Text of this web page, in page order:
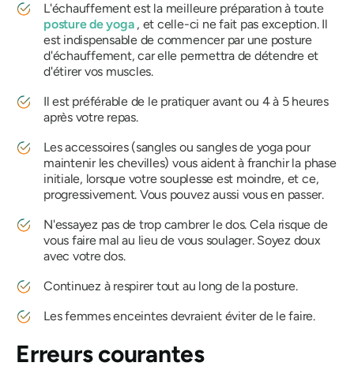
L'échauffement est la meilleure préparation à toute
posture de yoga, et celle-ci ne fait pas exception. Il
est indispensable de commencer par une posture
d'échauffement, car elle permettra de détendre et
d'étirer vos muscles.
Il est préférable de le pratiquer avant ou 4 à 5 heures
après votre repas.
Les accessoires (sangles ou sangles de yoga pour
maintenir les chevilles) vous aident à franchir la phase
initiale, lorsque votre souplesse est moindre, et ce,
progressivement. Vous pouvez aussi vous en passer.
N'essayez pas de trop cambrer le dos. Cela risque de
vous faire mal au lieu de vous soulager. Soyez doux
avec votre dos.
Continuez à respirer tout au long de la posture.
Les femmes enceintes devraient éviter de le faire.
Erreurs courantes